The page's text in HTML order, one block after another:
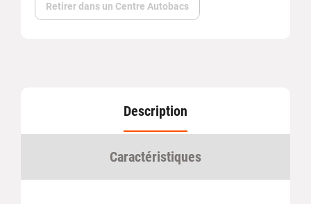
Retirer dans un Centre Autobacs
Description
Caractéristiques